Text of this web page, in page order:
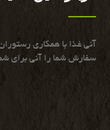
آنی غذا با همكاری
سفارش شما را آنی برای